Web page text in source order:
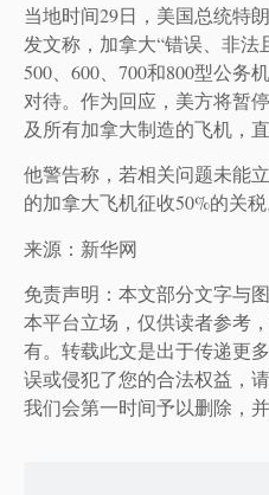
当地时间29日，美国总统特
发文称，加拿大“错误、非
500、600、700和800型公务
对待。作为回应，美方将暂
及所有加拿大制造的飞机，
他警告称，若相关问题未能
的加拿大飞机征收50%的关税
来源：新华网
免责声明：本文部分文字与
本平台立场，仅供读者参考
有。转载此文是出于传递更
误或侵犯了您的合法权益，
我们会第一时间予以删除，